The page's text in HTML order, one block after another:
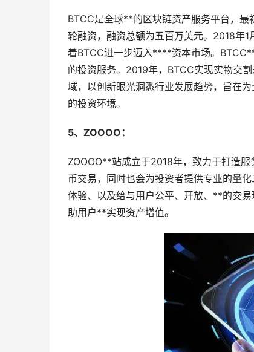
BTCC是全球**的区块链资产服务平台，
轮融资，融资总额为五百万美元。2018年
着BTCC进一步迈入****资本市场。
的投资服务。2019年，BTCC实现实物交
域，以创新眼光洞悉行业发展趋势，旨在
的投资环境。
5、ZOOOO：
ZOOOO**站成立于2018年，致力于打造
币交易，同时也会为投资者提供专业的量
体验、以及给与用户公平、开放、**的交
助用户**实现资产增值。